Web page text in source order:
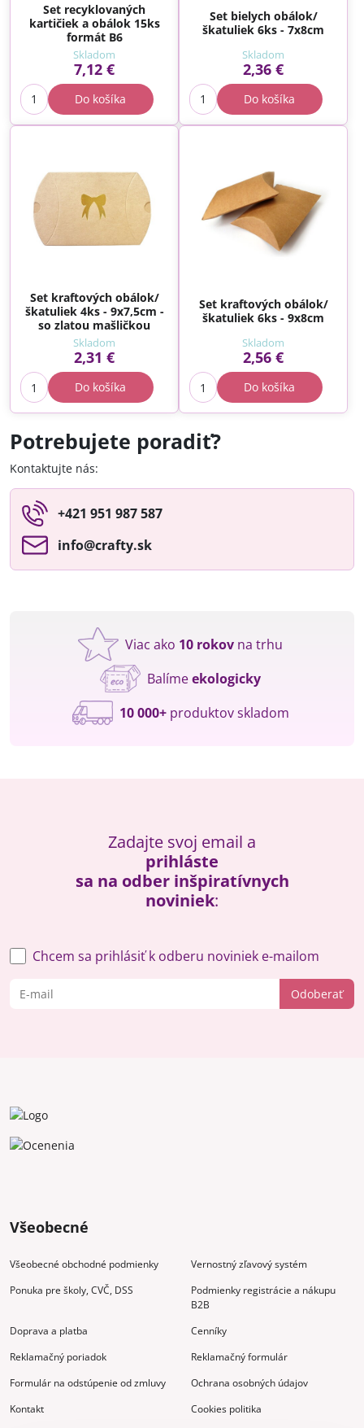
Set recyklovaných
kartičiek a obálok 15ks
formát B6
Skladom
7,12 €
Do košíka
Set bielych obálok/
škatuliek 6ks - 7x8cm
Skladom
2,36 €
Do košíka
Set kraftových obálok/
škatuliek 4ks - 9x7,5cm -
so zlatou mašličkou
Skladom
2,31 €
Do košíka
Set kraftových obálok/
škatuliek 6ks - 9x8cm
Skladom
2,56 €
Do košíka
Potrebujete poradiť?
Kontaktujte nás:
+421 951 987 587
info​@crafty​.sk
Viac ako 10 rokov na trhu
Balímeekologicky
10 000+produktov skladom
Zadajte svoj email a
prihláste
sa na odber inšpiratívnych
noviniek:
Odoberať
Chcem sa prihlásiť k odberu noviniek e-mailom
Všeobecné
Všeobecné obchodné podmienky
Vernostný zľavový systém
Ponuka pre školy, CVČ, DSS
Podmienky registrácie a nákupu
B2B
Doprava a platba
Cenníky
Reklamačný poriadok
Reklamačný formulár
Formulár na odstúpenie od zmluvy
Ochrana osobných údajov
Kontakt
Cookies politika